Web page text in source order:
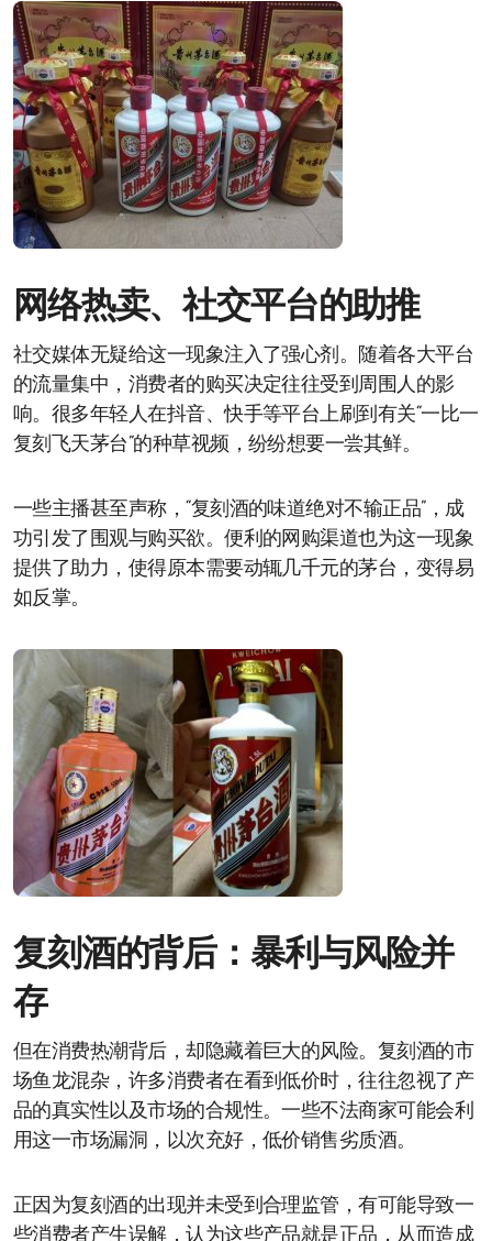
网络热卖、社交平台的助推
社交媒体无疑给这一现象注入了强心剂。随着各大平台
的流量集中，消费者的购买决定往往受到周围人的影
响。很多年轻人在抖音、快手等平台上刷到有关“一比一
复刻飞天茅台”的种草视频，纷纷想要一尝其鲜。
一些主播甚至声称，“复刻酒的味道绝对不输正品”，成
功引发了围观与购买欲。便利的网购渠道也为这一现象
提供了助力，使得原本需要动辄几千元的茅台，变得易
如反掌。
复刻酒的背后：暴利与风险并
存
但在消费热潮背后，却隐藏着巨大的风险。复刻酒的市
场鱼龙混杂，许多消费者在看到低价时，往往忽视了产
品的真实性以及市场的合规性。一些不法商家可能会利
用这一市场漏洞，以次充好，低价销售劣质酒。
正因为复刻酒的出现并未受到合理监管，有可能导致一
些消费者产生误解，认为这些产品就是正品，从而造成